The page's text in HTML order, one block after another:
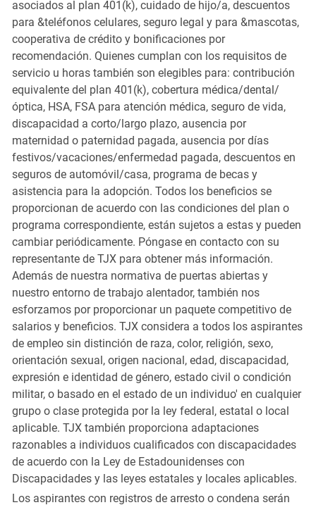
asociados al plan 401(k), cuidado de hijo/a, descuentos
para &teléfonos celulares, seguro legal y para &mascotas,
cooperativa de crédito y bonificaciones por
recomendación. Quienes cumplan con los requisitos de
servicio u horas también son elegibles para: contribución
equivalente del plan 401(k), cobertura médica/dental/
óptica, HSA, FSA para atención médica, seguro de vida,
discapacidad a corto/largo plazo, ausencia por
maternidad o paternidad pagada, ausencia por días
festivos/vacaciones/enfermedad pagada, descuentos en
seguros de automóvil/casa, programa de becas y
asistencia para la adopción. Todos los beneficios se
proporcionan de acuerdo con las condiciones del plan o
programa correspondiente, están sujetos a estas y pueden
cambiar periódicamente. Póngase en contacto con su
representante de TJX para obtener más información.
Además de nuestra normativa de puertas abiertas y
nuestro entorno de trabajo alentador, también nos
esforzamos por proporcionar un paquete competitivo de
salarios y beneficios. TJX considera a todos los aspirantes
de empleo sin distinción de raza, color, religión, sexo,
orientación sexual, origen nacional, edad, discapacidad,
expresión e identidad de género, estado civil o condición
militar, o basado en el estado de un individuo' en cualquier
grupo o clase protegida por la ley federal, estatal o local
aplicable. TJX también proporciona adaptaciones
razonables a individuos cualificados con discapacidades
de acuerdo con la Ley de Estadounidenses con
Discapacidades y las leyes estatales y locales aplicables.
Los aspirantes con registros de arresto o condena serán